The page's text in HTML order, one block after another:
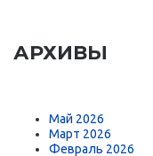
АРХИВЫ
Май 2026
Март 2026
Февраль 2026